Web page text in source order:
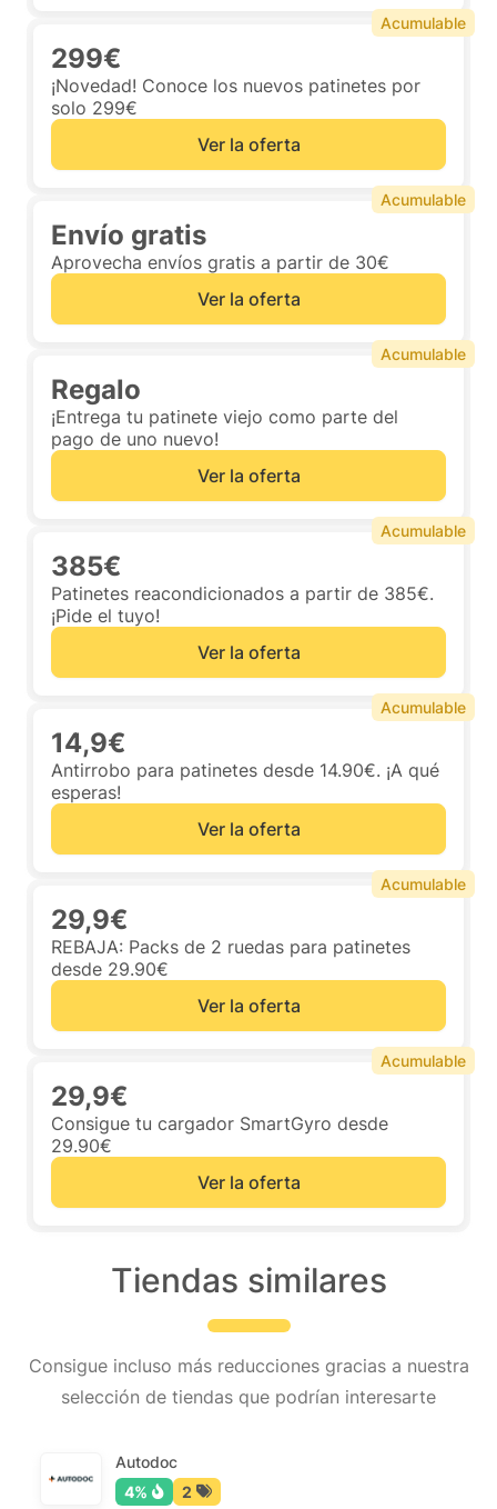
299€
¡Novedad! Conoce los nuevos patinetes por
solo 299€
Ver la oferta
Acumulable
Envío gratis
Aprovecha envíos gratis a partir de 30€
Ver la oferta
Acumulable
Regalo
¡Entrega tu patinete viejo como parte del
pago de uno nuevo!
Ver la oferta
Acumulable
385€
Patinetes reacondicionados a partir de 385€.
¡Pide el tuyo!
Ver la oferta
Acumulable
14,9€
Antirrobo para patinetes desde 14.90€. ¡A qué
esperas!
Ver la oferta
Acumulable
29,9€
REBAJA: Packs de 2 ruedas para patinetes
desde 29.90€
Ver la oferta
Acumulable
29,9€
Consigue tu cargador SmartGyro desde
29.90€
Ver la oferta
Acumulable
Tiendas similares
Consigue incluso más reducciones gracias a nuestra
selección de tiendas que podrían interesarte
Autodoc
4%
2